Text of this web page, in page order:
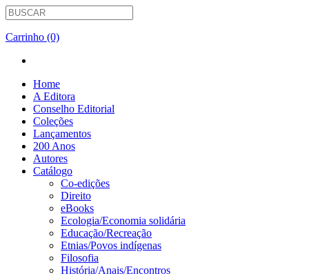
Carrinho (0)
Home
A Editora
Conselho Editorial
Coleções
Lançamentos
200 Anos
Autores
Catálogo
Co-edições
Direito
eBooks
Ecologia/Economia solidária
Educação/Recreação
Etnias/Povos indígenas
Filosofia
História/Anais/Encontros